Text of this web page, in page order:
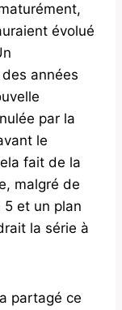
évolué
années
par la
le
fait de la
malgré de
5 et un plan
la série à
partagé ce